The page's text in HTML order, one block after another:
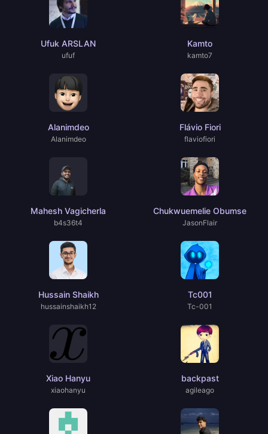
Ufuk ARSLAN
ufuf
Kamto
kamto7
Alanimdeo
Alanimdeo
Flávio Fiori
flaviofiori
Mahesh Vagicherla
b4s36t4
Chukwuemelie Obumse
JasonFlair
Hussain Shaikh
hussainshaikh12
Tc001
Tc-001
Xiao Hanyu
xiaohanyu
backpast
agileago